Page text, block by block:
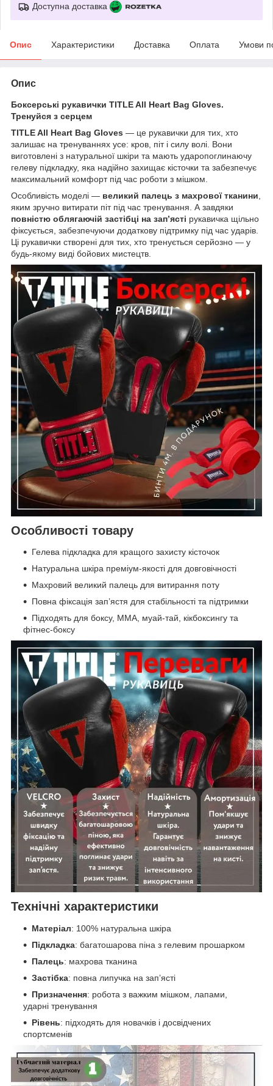
Доступна доставка
Опис Характеристики Доставка Оплата Умови
Опис
Боксерські рукавички TITLE All Heart Bag Gloves.
Тренуйся з серцем
TITLE All Heart Bag Gloves — це рукавички для тих, хто
залишає на тренуваннях усе: кров, піт і силу волі. Вони
виготовлені з натуральної шкіри та мають ударопоглинаючу
гелеву підкладку, яка надійно захищає кісточки та забезпечує
максимальний комфорт під час роботи з мішком.
Особливість моделі — великий палець з махрової тканини
яким зручно витирати піт під час тренування. А завдяки
повністю облягаючій застібці на зап’ясті рукавичка щільно
фіксується, забезпечуючи додаткову підтримку під час ударів.
Ці рукавички створені для тих, хто тренується серйозно — у
будь-якому виді бойових мистецтв.
Особливості товару
Гелева підкладка для кращого захисту кісточок
Натуральна шкіра преміум-якості для довговічності
Махровий великий палець для витирання поту
Повна фіксація зап’ястя для стабільності та підтримки
Підходять для боксу, ММА, муай-тай, кікбоксингу та
фітнес-боксу
Технічні характеристики
Матеріал: 100% натуральна шкіра
Підкладка: багатошарова піна з гелевим прошарком
Палець: махрова тканина
Застібка: повна липучка на зап’ясті
Призначення: робота з важким мішком, лапами,
ударні тренування
Рівень: підходять для новачків і досвідчених
спортсменів